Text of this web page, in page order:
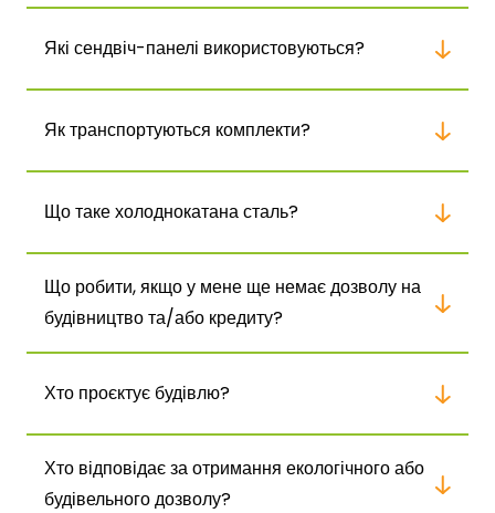
Які сендвіч-панелі використовуються?
Як транспортуються комплекти?
Що таке холоднокатана сталь?
Що робити, якщо у мене ще немає дозволу на
будівництво та/або кредиту?
Хто проєктує будівлю?
Хто відповідає за отримання екологічного або
будівельного дозволу?